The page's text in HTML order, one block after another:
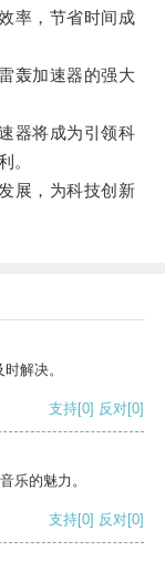
率，节省时间成
轰加速器的强大
器将成为引领科
。
展，为科技创新
解决。
支持[0] 反对[0]
乐的魅力。
支持[0] 反对[0]